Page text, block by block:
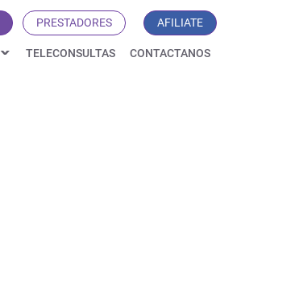
PRESTADORES AFILIATE
TELECONSULTAS CONTACTANOS